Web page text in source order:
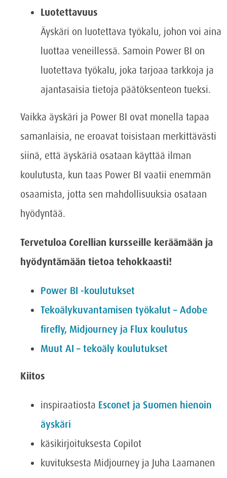
Luotettavuus
Äyskäri on luotettava työkalu, johon voi aina
luottaa veneillessä. Samoin Power BI on
luotettava työkalu, joka tarjoaa tarkkoja ja
ajantasaisia tietoja päätöksenteon tueksi.
Vaikka äyskäri ja Power BI ovat monella tapaa
samanlaisia, ne eroavat toisistaan merkittävästi
siinä, että äyskäriä osataan käyttää ilman
koulutusta, kun taas Power BI vaatii enemmän
osaamista, jotta sen mahdollisuuksia osataan
hyödyntää.
Tervetuloa Corellian kursseille keräämään ja
hyödyntämään tietoa tehokkaasti!
Power BI -koulutukset
Tekoälykuvantamisen työkalut – Adobe
firefly, Midjourney ja Flux koulutus
Muut AI – tekoäly koulutukset
Kiitos
inspiraatiosta Esconet ja Suomen hienoin
äyskäri
käsikirjoituksesta Copilot
kuvituksesta Midjourney ja Juha Laamanen